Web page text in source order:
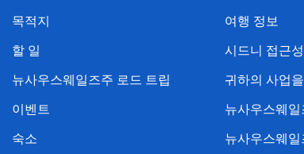
램
목적지
할 일
뉴사우스웨일즈주 로드 트립
이벤트
숙소
여행 정보
시드니 접근성
귀하의 사업
뉴사우스웨일
뉴사우스웨일